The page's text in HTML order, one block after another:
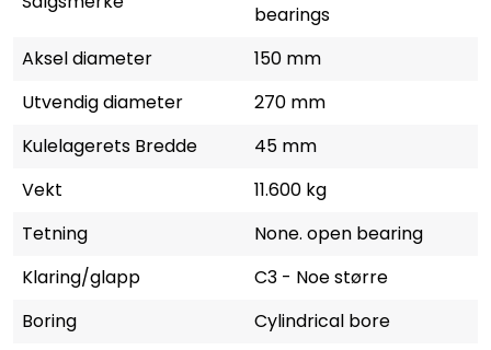
bearings
Aksel diameter
150 mm
Utvendig diameter
270 mm
Kulelagerets Bredde
45 mm
Vekt
11.600 kg
Tetning
None. open bearing
Klaring/glapp
C3 - Noe større
Boring
Cylindrical bore